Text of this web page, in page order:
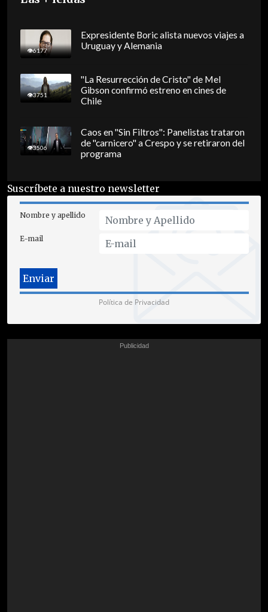
6177
Expresidente Boric alista nuevos viajes a
Uruguay y Alemania
3751
"La Resurrección de Cristo" de Mel
Gibson confirmó estreno en cines de
Chile
3506
Caos en "Sin Filtros": Panelistas trataron
de "carnicero" a Crespo y se retiraron del
programa
Suscríbete a nuestro newsletter
Nombre y apellido
E-mail
Política de Privacidad